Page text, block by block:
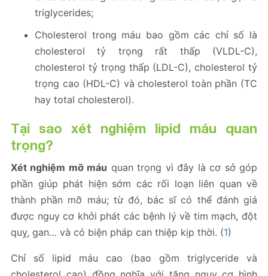
triglycerides;
Cholesterol trong máu bao gồm các chỉ số là
cholesterol tỷ trọng rất thấp (VLDL-C),
cholesterol tỷ trọng thấp (LDL-C), cholesterol tỷ
trọng cao (HDL-C) và cholesterol toàn phần (TC
hay total cholesterol).
Tại sao xét nghiệm lipid máu quan
trọng?
Xét nghiệm mỡ máu quan trọng vì đây là cơ sở góp
phần giúp phát hiện sớm các rối loạn liên quan về
thành phần mỡ máu; từ đó, bác sĩ có thể đánh giá
được nguy cơ khởi phát các bệnh lý về tim mạch, đột
quỵ, gan… và có biện pháp can thiệp kịp thời. (1)
Chỉ số lipid máu cao (bao gồm triglyceride và